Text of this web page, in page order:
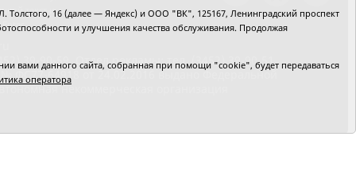
текст и
39-90-59. Отдел рекламы: тел. (3452) 39-90-51.
ФС77-64918 от 24.02.2016 выдано Федеральной
некоммерческая организация
Толстого, 16 (далее — Яндекс) и ООО "ВК", 125167, Ленинградский проспект
и улучшения качества обслуживания. Продолжая
вами данного сайта, собранная при помощи "cookie", будет передаваться
оператора